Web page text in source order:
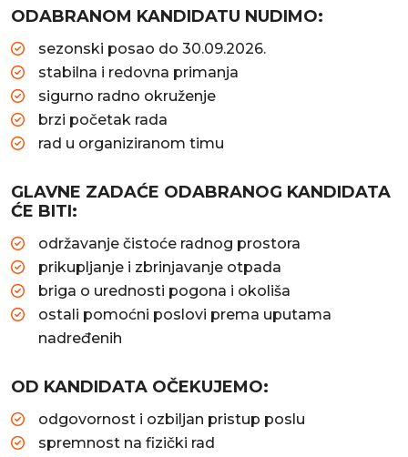
ODABRANOM KANDIDATU NUDIMO:
sezonski posao do 30.09.2026.
stabilna i redovna primanja
sigurno radno okruženje
brzi početak rada
rad u organiziranom timu
GLAVNE ZADAĆE ODABRANOG KANDIDATA
ĆE BITI:
održavanje čistoće radnog prostora
prikupljanje i zbrinjavanje otpada
briga o urednosti pogona i okoliša
ostali pomoćni poslovi prema uputama
nadređenih
OD KANDIDATA OČEKUJEMO:
odgovornost i ozbiljan pristup poslu
spremnost na fizički rad